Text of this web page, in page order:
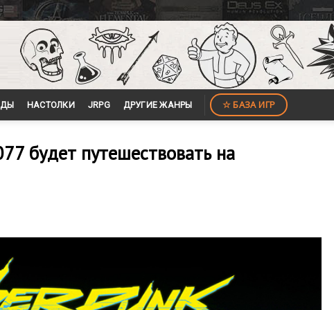
НАСТОЛКИ JRPG ДРУГИЕ ЖАНРЫ ☆ БАЗА ИГР
будет путешествовать на